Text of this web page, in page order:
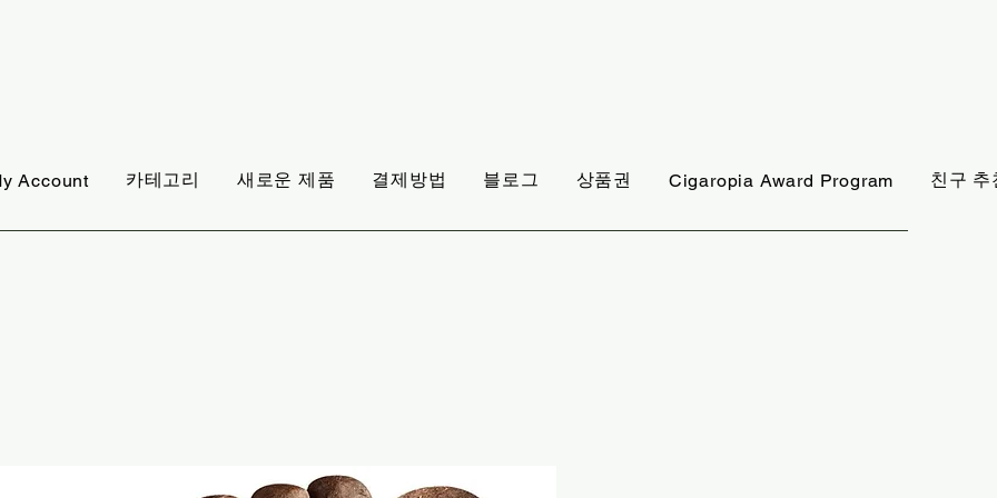
Account 카테고리 새로운 제품 결제방법 블로그 상품권 Cigaropia Award Program 친구 추